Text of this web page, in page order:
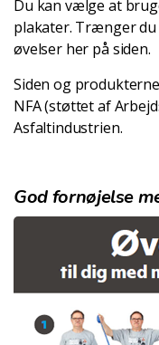
Du kan vælge at
plakater. Trænger
øvelser her på siden.
Siden og
NFA (støttet af
Asfaltindustrien.
God fornøjelse